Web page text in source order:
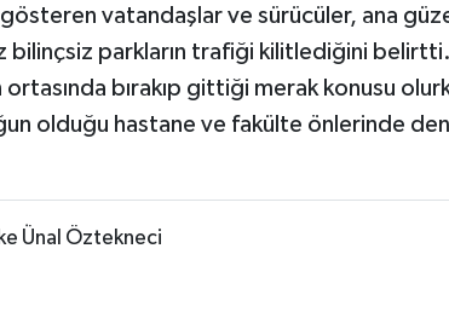
vatandaşlar ve sürücüler, ana
bilinçsiz parkların trafiği kilitlediğini belirtti.
ortasında bırakıp gittiği merak konusu
olduğu hastane ve fakülte önlerinde
Ünal Öztekneci